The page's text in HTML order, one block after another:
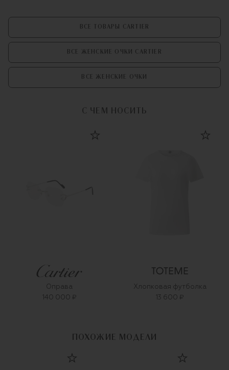
ВСЕ ТОВАРЫ CARTIER
ВСЕ ЖЕНСКИЕ ОЧКИ CARTIER
ВСЕ ЖЕНСКИЕ ОЧКИ
С ЧЕМ НОСИТЬ
Оправа
140 000 ₽
Хлопковая футболка
13 600 ₽
ПОХОЖИЕ МОДЕЛИ